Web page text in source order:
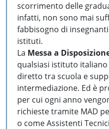
scorrimento delle
infatti, non sono mai
fabbisogno di
istituti.
La Messa a
qualsiasi istituto
diretto tra scuola e
intermediazione. Ed è
per cui ogni anno
richieste tramite MAD
o come Assistenti